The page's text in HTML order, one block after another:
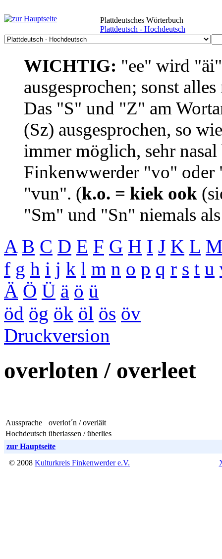
Plattdeutsches Wörterbuch
Plattdeutsch - Hochdeutsch
WICHTIG: "ee" wird
ausgesprochen; sonst
Das "S" und "Z" am
(Sz) ausgesprochen, so
immer möglich, sehr
Finkenwwerder "vo"
"vun". (k.o. = kiek ook
"Sm" und "Sn" niemals
A B C D E F G H I J K L
f g h i j k l m n o p q r s t u
Ä Ö Ü ä ö ü
öd ög ök öl ös öv
Druckversion
overloten / overleet
Aussprache
overlot´n / overläit
Hochdeutsch überlassen / überlies
zur Hauptseite
© 2008 Kulturkreis Finkenwerder e.V.